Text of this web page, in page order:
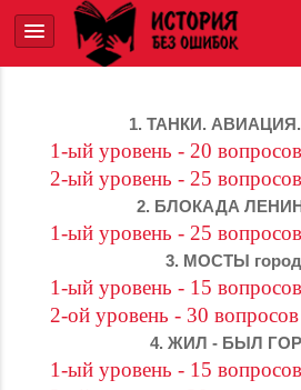
1. ТАНКИ.
1-ый уровень - 20 вопросов
2-ый уровень - 25 вопросов
2. БЛОКАДА
1-ый уровень - 25 вопросов
3. МОСТЫ
1-ый уровень - 15 вопросов
2-ой уровень - 30 вопросов
4. ЖИЛ - БЫЛ
1-ый уровень - 15 вопросов